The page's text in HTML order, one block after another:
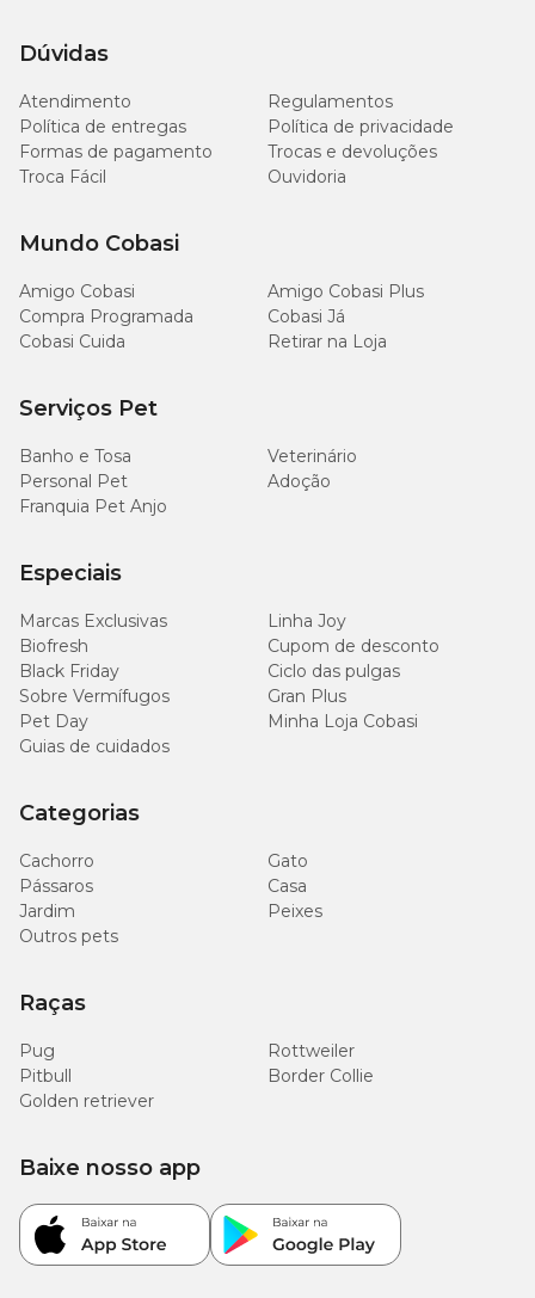
Sódio
500
mg/kg
-
Enriquecimento Mínimo por Kg
Vitamina A 4.000UI; Vitamina D3 225UI; Vitamina E 25UI;
Vitamina K3 0,03mg; Vitamina B1 0,65mg; Vitamina B2 1,50mg;
9,00µg; Vitamina C 15,00mg; Niacina 3,75mg; Ácido Fólico
0,07mg; Biotina 0,01mg; Colina 180,00mg; Ferro 10,00mg;
Selênio 0,07mg.
Porte do Cão
do
Cão
(kg)
(copos)
Miniatura 1 – 5 kg ½ – 2 copos
Médio/Grande
11 kg
ou
Dúvidas
Atendimento
Regulamentos
Política de entregas
Política de privacidade
Formas de pagamento
Trocas e devoluções
Troca Fácil
Ouvidoria
Mundo Cobasi
Amigo Cobasi
Amigo Cobasi Plus
Compra Programada
Cobasi Já
Cobasi Cuida
Retirar na Loja
Serviços Pet
Banho e Tosa
Veterinário
Personal Pet
Adoção
Franquia Pet Anjo
Especiais
Marcas Exclusivas
Linha Joy
Biofresh
Cupom de desconto
Black Friday
Ciclo das pulgas
Sobre Vermífugos
Gran Plus
Pet Day
Minha Loja Cobasi
Guias de cuidados
Categorias
Cachorro
Gato
Pássaros
Casa
Jardim
Peixes
Outros pets
Raças
Pug
Rottweiler
Pitbull
Border Collie
Golden retriever
Baixe nosso app